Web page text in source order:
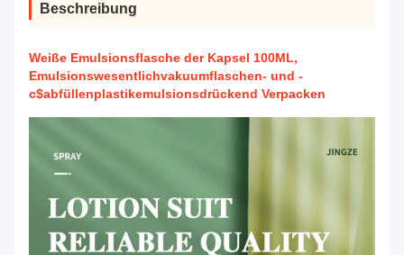
Beschreibung
Weiße Emulsionsflasche der Kapsel 100ML,
Emulsionswesentlichvakuumflaschen- und -
c$abfüllenplastikemulsionsdrückend Verpacken